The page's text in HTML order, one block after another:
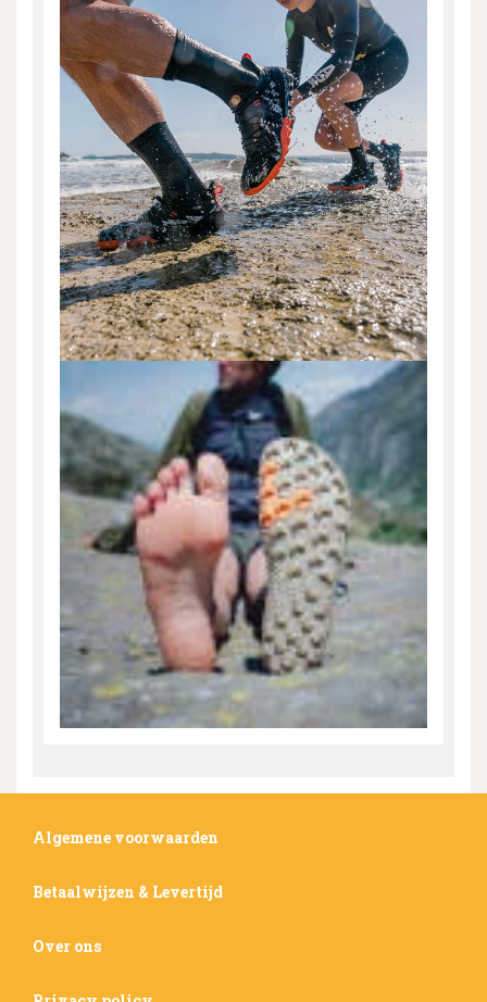
Algemene voorwaarden
Betaalwijzen & Levertijd
Over ons